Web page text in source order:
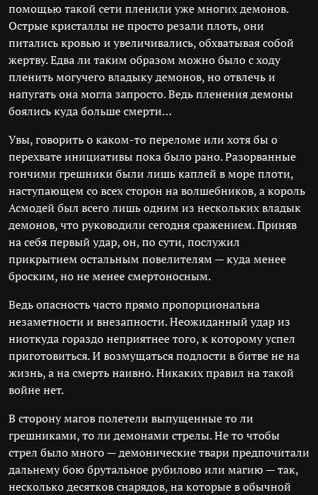
помощью такой сети пленили уже многих демонов.
Острые кристаллы не просто резали плоть, они
питались кровью и увеличивались, обхватывая собой
жертву. Едва ли таким образом можно было с ходу
пленить могучего владыку демонов, но отвлечь и
напугать она могла запросто. Ведь пленения демоны
боялись куда больше смерти…
Увы, говорить о каком-то переломе или хотя бы о
перехвате инициативы пока было рано. Разорванные
гончими грешники были лишь каплей в море плоти,
наступающем со всех сторон на волшебников, а король
Асмодей был всего лишь одним из нескольких владык
демонов, что руководили сегодня сражением. Приняв
на себя первый удар, он, по сути, послужил
прикрытием остальным повелителям — куда менее
броским, но не менее смертоносным.
Ведь опасность часто прямо пропорциональна
незаметности и внезапности. Неожиданный удар из
ниоткуда гораздо неприятнее того, к которому успел
приготовиться. И возмущаться подлости в битве не на
жизнь, а на смерть наивно. Никаких правил на такой
войне нет.
В сторону магов полетели выпущенные то ли
грешниками, то ли демонами стрелы. Не то чтобы
стрел было много — демонические твари предпочитали
дальнему бою брутальное рубилово или магию — так,
несколько десятков снарядов, на которые в обычной